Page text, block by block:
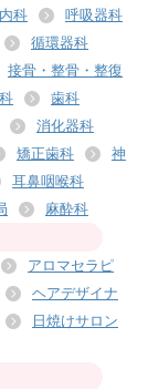
内科
呼吸器科
循環器科
接骨・整骨・整復
歯科
消化器科
矯正歯科
神
耳鼻咽喉科
麻酔科
アロマセラピ
ヘアデザイナ
日焼けサロン